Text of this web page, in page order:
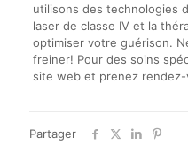
utilisons des technologies
laser de classe IV et la
optimiser votre guérison.
freiner! Pour des soins
site web et prenez rendez-
Partager